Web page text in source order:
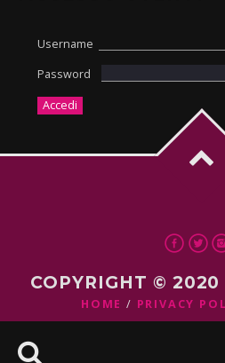
Username
Password
COPYRIGHT ©
HOME PRIVACY